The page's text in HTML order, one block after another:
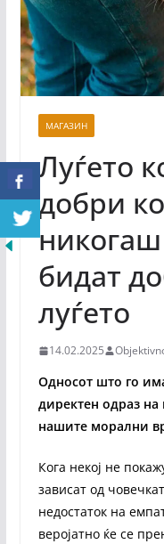
МАГАЗИН
Луѓето
добри
бидат
луѓето
14.02.2025
Односот што го
директен одраз на
нашите морални
Кога некој не
зависат од
недостаток на
веројатно ќе се